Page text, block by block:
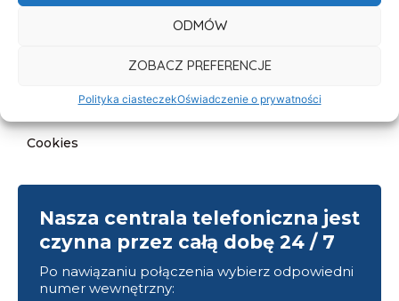
ODMÓW
ZOBACZ PREFERENCJE
Polityka ciasteczekOświadczenie o prywatności
Cookies
Nasza centrala telefoniczna jest
czynna przez całą dobę 24 / 7
Po nawiązaniu połączenia wybierz odpowiedni
numer wewnętrzny: